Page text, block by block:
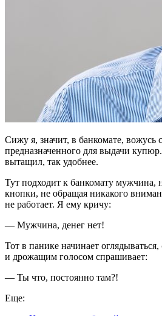
Сижу я, значит, в банкомате, вожусь
предназначенного для выдачи
вытащил, так удобнее.
Тут подходит к банкомату мужчина,
кнопки, не обращая никакого
не работает. Я ему кричу:
— Мужчина, денег нет!
Тот в панике начинает оглядываться,
и дрожащим голосом спрашивает:
— Ты что, постоянно там?!
Еще: